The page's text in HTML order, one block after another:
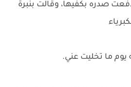
صدره بكفيها، وقالت بنبرة
يوم ما تخليت عني.